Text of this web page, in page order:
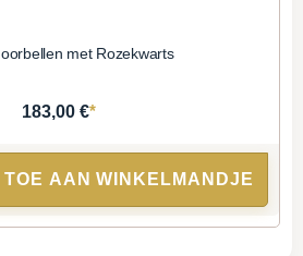
met Rozekwarts
183,00 €*
TOE AAN WINKELMANDJE